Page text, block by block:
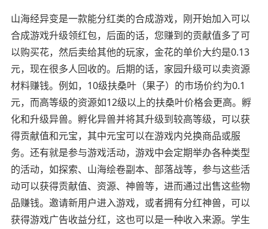
山海经异变是一款能分红类的合成游戏，刚开始加入可以
合成游戏升级领红包，后面的话，您赚到的贡献值多了可
以购买花，然后卖给其他的玩家，金花的单价大约是0.13
元，现在很多人回收的。后期的话，家园升级可以卖资源
材料赚钱。例如，10级扶桑叶（果子）的市场价约为0.1
元，而高等级的资源如12级以上的扶桑叶价格会更高。孵
化和升级异兽。孵化异兽并将其升级到较高等级，可以获
得贡献值和元宝，其中元宝可以在游戏内兑换商品或服
务。还有就是参与游戏活动，游戏中会定期举办各种类型
的活动，如探索、山海绘卷副本、部落战等，参与这些活
动可以获得贡献值、资源、神兽等，进而通过出售这些物
品赚钱。邀请新用户进入游戏，或者拥有分红神兽，可以
获得游戏广告收益分红，这也可以是一种收入来源。学生